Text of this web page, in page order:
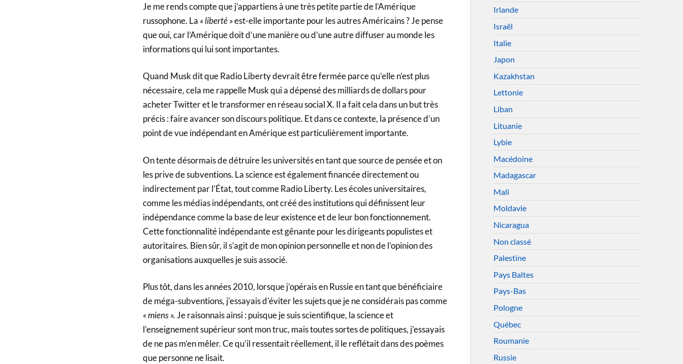
Je me rends compte que j’appartiens à une très petite partie de l’Amérique
russophone. La « liberté »est-elle importante pour les autres Américains ? Je pense
que oui, car l’Amérique doit d’une manière ou d’une autre diffuser au monde les
informations qui lui sont importantes.
Quand Musk dit que Radio Liberty devrait être fermée parce qu’elle n’est plus
nécessaire, cela me rappelle Musk qui a dépensé des milliards de dollars pour
acheter Twitter et le transformer en réseau social X. Il a fait cela dans un but très
précis : faire avancer son discours politique. Et dans ce contexte, la présence d’un
point de vue indépendant en Amérique est particulièrement importante.
On tente désormais de détruire les universités en tant que source de pensée et on
les prive de subventions. La science est également financée directement ou
indirectement par l’État, tout comme Radio Liberty. Les écoles universitaires,
comme les médias indépendants, ont créé des institutions qui définissent leur
indépendance comme la base de leur existence et de leur bon fonctionnement.
Cette fonctionnalité indépendante est gênante pour les dirigeants populistes et
autoritaires. Bien sûr, il s’agit de mon opinion personnelle et non de l’opinion des
organisations auxquelles je suis associé.
Plus tôt, dans les années 2010, lorsque j’opérais en Russie en tant que bénéficiaire
de méga-subventions, j’essayais d’éviter les sujets que je ne considérais pas comme
« miens ».Je raisonnais ainsi : puisque je suis scientifique, la science et
l’enseignement supérieur sont mon truc, mais toutes sortes de politiques, j’essayais
de ne pas m’en mêler. Ce qu’il ressentait réellement, il le reflétait dans des poèmes
que personne ne lisait.
Irlande
Israël
Italie
Japon
Kazakhstan
Lettonie
Liban
Lituanie
Lybie
Macédoine
Madagascar
Mali
Moldavie
Nicaragua
Non classé
Palestine
Pays Baltes
Pays-Bas
Pologne
Québec
Roumanie
Russie